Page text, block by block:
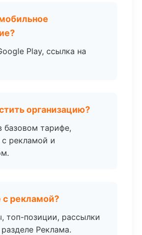
Play, ссылка на
организацию?
базовом тарифе,
рекламой и
с рекламой?
топ-позиции, рассылки
Реклама.